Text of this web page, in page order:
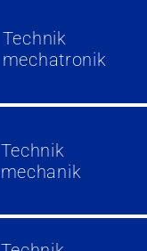
Technik
mechatronik​
Technik
mechanik